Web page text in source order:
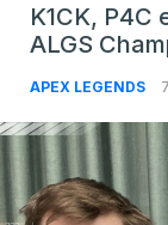
K1CK, P4C
ALGS
APEX LEGENDS